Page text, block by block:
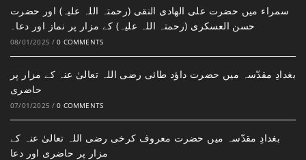
سمراء میں حضرت علی الھادی النقی (رحمتہ اللہ علیہ) اور حضرت
حسن العسکری (رحمتہ اللہ علیہ) کے مزار پر نماز اور دعا۔
08/01/2025 / 0 COMMENTS
بغدادِ مقدّسہ میں حضرت داؤد طائی رضی اللہ تعالیٰ عنہ کے مزار پر
حاضری
07/01/2025 / 0 COMMENTS
بغدادِ مقدّسہ میں حضرت معروف کرخی رضی اللہ تعالیٰ عنہ کے
مزار پر حاضری اور دعا